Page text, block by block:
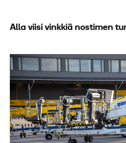
Alla viisi vinkkiä nostimen